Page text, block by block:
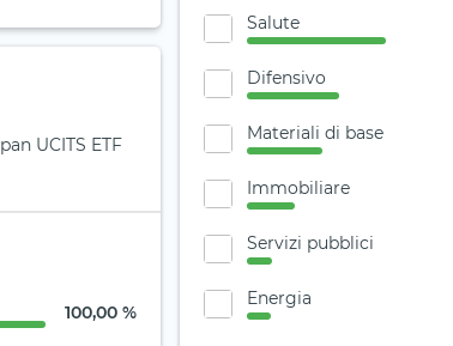
UCITS ETF
100,00 %
Salute
Difensivo
Materiali di base
Immobiliare
Servizi pubblici
Energia